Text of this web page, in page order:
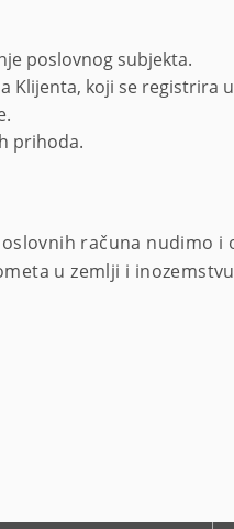
poslovnog subjekta.
Klijenta, koji se registrira
prihoda.
računa nudimo i
u zemlji i